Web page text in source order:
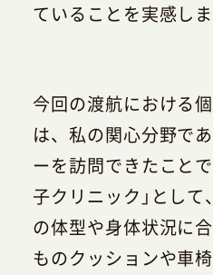
ていることを実感しま
今回の渡航における
は、私の関心分野で
ーを訪問できたこと
子クリニック」とし
の体型や身体状況に
ものクッションや車